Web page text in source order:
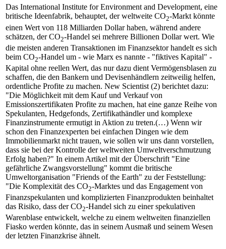
Das International Institute for Environment and Development, eine
britische Ideenfabrik, behauptet, der weltweite CO2-Markt könnte
einen Wert von 118 Milliarden Dollar haben, während andere
schätzen, der CO2-Handel sei mehrere Billionen Dollar wert. Wie
die meisten anderen Transaktionen im Finanzsektor handelt es sich
beim CO2-Handel um - wie Marx es nannte - "fiktives Kapital" -
Kapital ohne reellen Wert, das nur dazu dient Vermögensblasen zu
schaffen, die den Bankern und Devisenhändlern zeitweilig helfen,
ordentliche Profite zu machen. New Scientist (2) berichtet dazu:
"Die Möglichkeit mit dem Kauf und Verkauf von
Emissionszertifikaten Profite zu machen, hat eine ganze Reihe von
Spekulanten, Hedgefonds, Zertifikathändler und komplexe
Finanzinstrumente ermutigt in Aktion zu treten.(…) Wenn wir
schon den Finanzexperten bei einfachen Dingen wie dem
Immobilienmarkt nicht trauen, wie sollen wir uns dann vorstellen,
dass sie bei der Kontrolle der weltweiten Umweltverschmutzung
Erfolg haben?" In einem Artikel mit der Überschrift "Eine
gefährliche Zwangsvorstellung" kommt die britische
Umweltorganisation "Friends of the Earth" zu der Feststellung:
"Die Komplexität des CO2-Marktes und das Engagement von
Finanzspekulanten und komplizierten Finanzprodukten beinhaltet
das Risiko, dass der CO2-Handel sich zu einer spekulativen
Warenblase entwickelt, welche zu einem weltweiten finanziellen
Fiasko werden könnte, das in seinem Ausmaß und seinem Wesen
der letzten Finanzkrise ähnelt.